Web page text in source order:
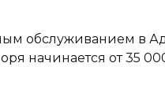
обслуживанием в
начинается от 35